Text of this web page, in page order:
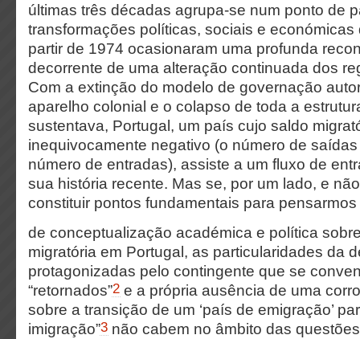
últimas três décadas agrupa-se num ponto de
transformações políticas, sociais e
partir de 1974 ocasionaram uma profunda
decorrente de uma alteração continuada dos
Com a extinção do modelo de governação
aparelho colonial e o colapso de toda a
sustentava, Portugal, um país cujo saldo
inequivocamente negativo (o número de
número de entradas), assiste a um fluxo de
sua história recente. Mas se, por um lado, e
constituir pontos fundamentais para
de conceptualização académica e política
migratória em Portugal, as particularidades da
protagonizadas pelo contingente que se
“retornados”2 e a própria ausência de uma
sobre a transição de um ‘país de emigração’
imigração”3 não cabem no âmbito das